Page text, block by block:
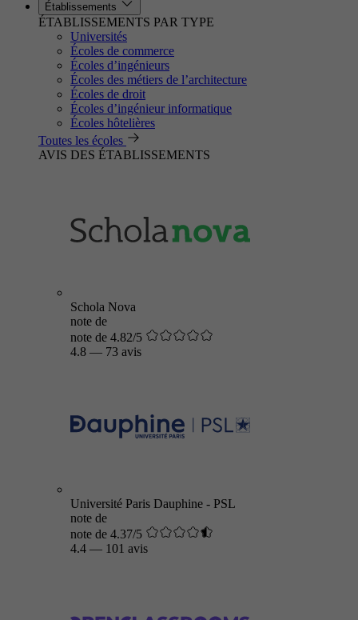
Établissements
ÉTABLISSEMENTS PAR TYPE
Universités
Écoles de commerce
Écoles d’ingénieurs
Écoles des métiers de l’architecture
Écoles de droit
Écoles d’ingénieur informatique
Écoles hôtelières
Toutes les écoles
AVIS DES ÉTABLISSEMENTS
Schola Nova
note de
note de 4.82/5
4.8 — 73 avis
Université Paris Dauphine - PSL
note de
note de 4.37/5
4.4 — 101 avis